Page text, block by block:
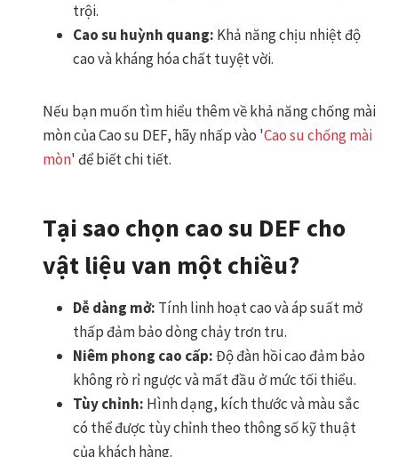
trội.
Cao su huỳnh quang: Khả năng chịu nhiệt độ
cao và kháng hóa chất tuyệt vời.
Nếu bạn muốn tìm hiểu thêm về khả năng chống mài
mòn của Cao su DEF, hãy nhấp vào 'Cao su chống mài
mòn' để biết chi tiết.
Tại sao chọn cao su DEF cho
vật liệu van một chiều?
Dễ dàng mở: Tính linh hoạt cao và áp suất mở
thấp đảm bảo dòng chảy trơn tru.
Niêm phong cao cấp:Độ đàn hồi cao đảm bảo
không rò rỉ ngược và mất đầu ở mức tối thiểu.
Tùy chỉnh: Hình dạng, kích thước và màu sắc
có thể được tùy chỉnh theo thông số kỹ thuật
của khách hàng.